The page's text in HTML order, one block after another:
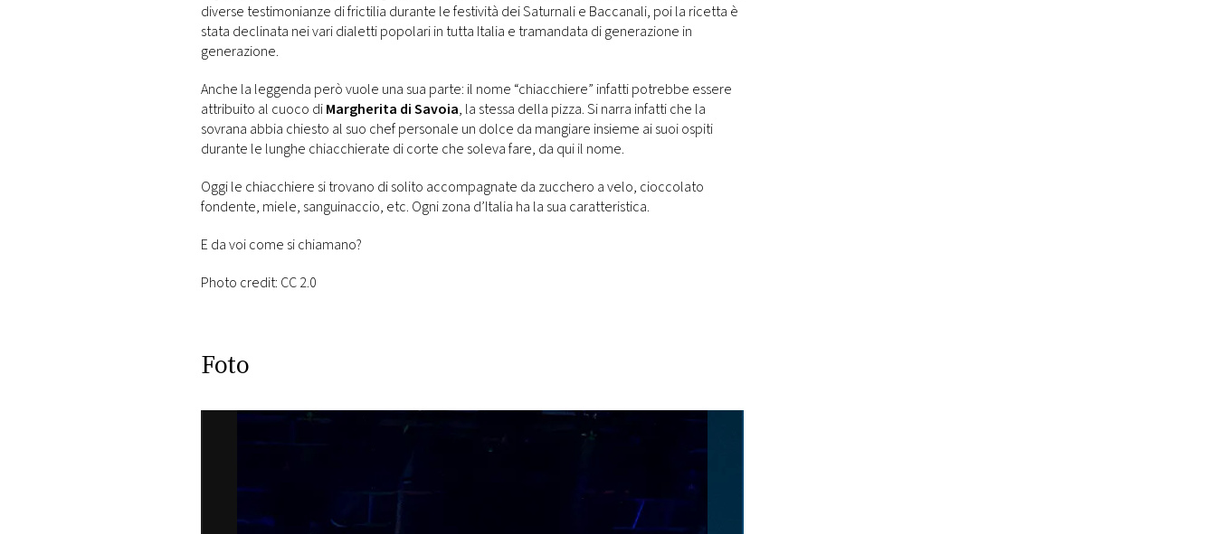
diverse testimonianze di frictilia durante le festività dei Saturnali e Baccanali, poi la ricetta è
stata declinata nei vari dialetti popolari in tutta Italia e tramandata di generazione in
generazione.
Anche la leggenda però vuole una sua parte: il nome “chiacchiere” infatti potrebbe essere
attribuito al cuoco diMargherita di Savoia, la stessa della pizza. Si narra infatti che la
sovrana abbia chiesto al suo chef personale un dolce da mangiare insieme ai suoi ospiti
durante le lunghe chiacchierate di corte che soleva fare, da qui il nome.
Oggi le chiacchiere si trovano di solito accompagnate da zucchero a velo, cioccolato
fondente, miele, sanguinaccio, etc. Ogni zona d’Italia ha la sua caratteristica.
E da voi come si chiamano?
Photo credit: CC 2.0
Foto